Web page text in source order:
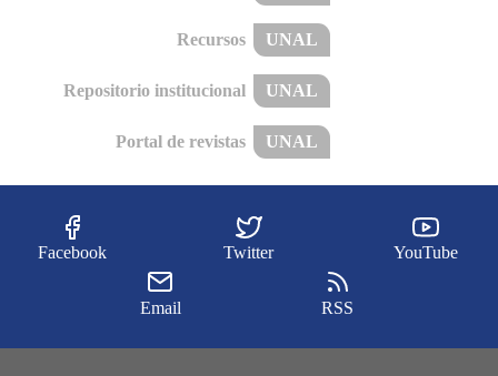
Recursos UNAL
Repositorio institucional UNAL
Portal de revistas UNAL
Facebook Twitter YouTube
Email RSS